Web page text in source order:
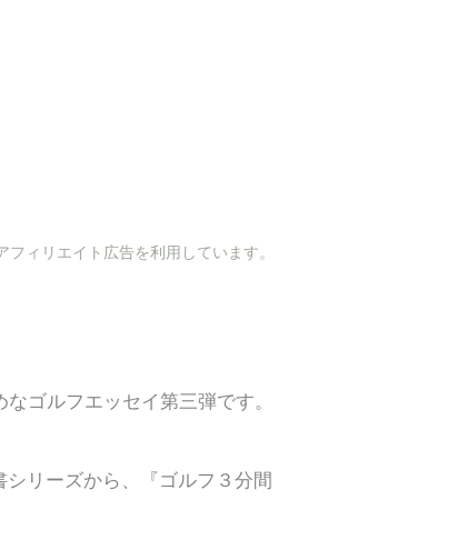
フィリエイト広告を利用しています。
ゴルフエッセイ第三弾です。
リーズから、『ゴルフ３分間